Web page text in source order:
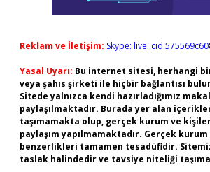
Reklam ve İletişim: Skype:
Yasal Uyarı: Bu internet sitesi, herhangi
veya şahıs şirketi ile hiçbir bağlantısı
Sitede yalnızca kendi hazırladığımız
paylaşılmaktadır. Burada yer alan
taşımamakta olup, gerçek kurum ve
paylaşım yapılmamaktadır. Gerçek
benzerlikleri tamamen tesadüfidir.
taslak halindedir ve tavsiye niteliği